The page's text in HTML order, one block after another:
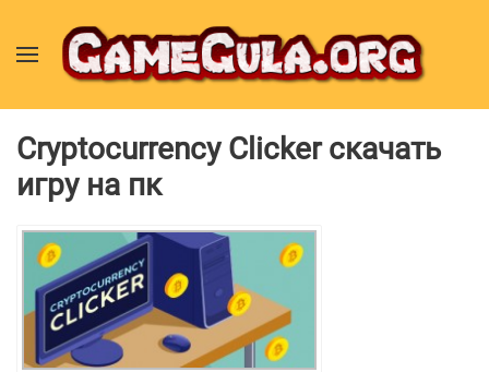
Cryptocurrency Clicker скачать
игру на пк